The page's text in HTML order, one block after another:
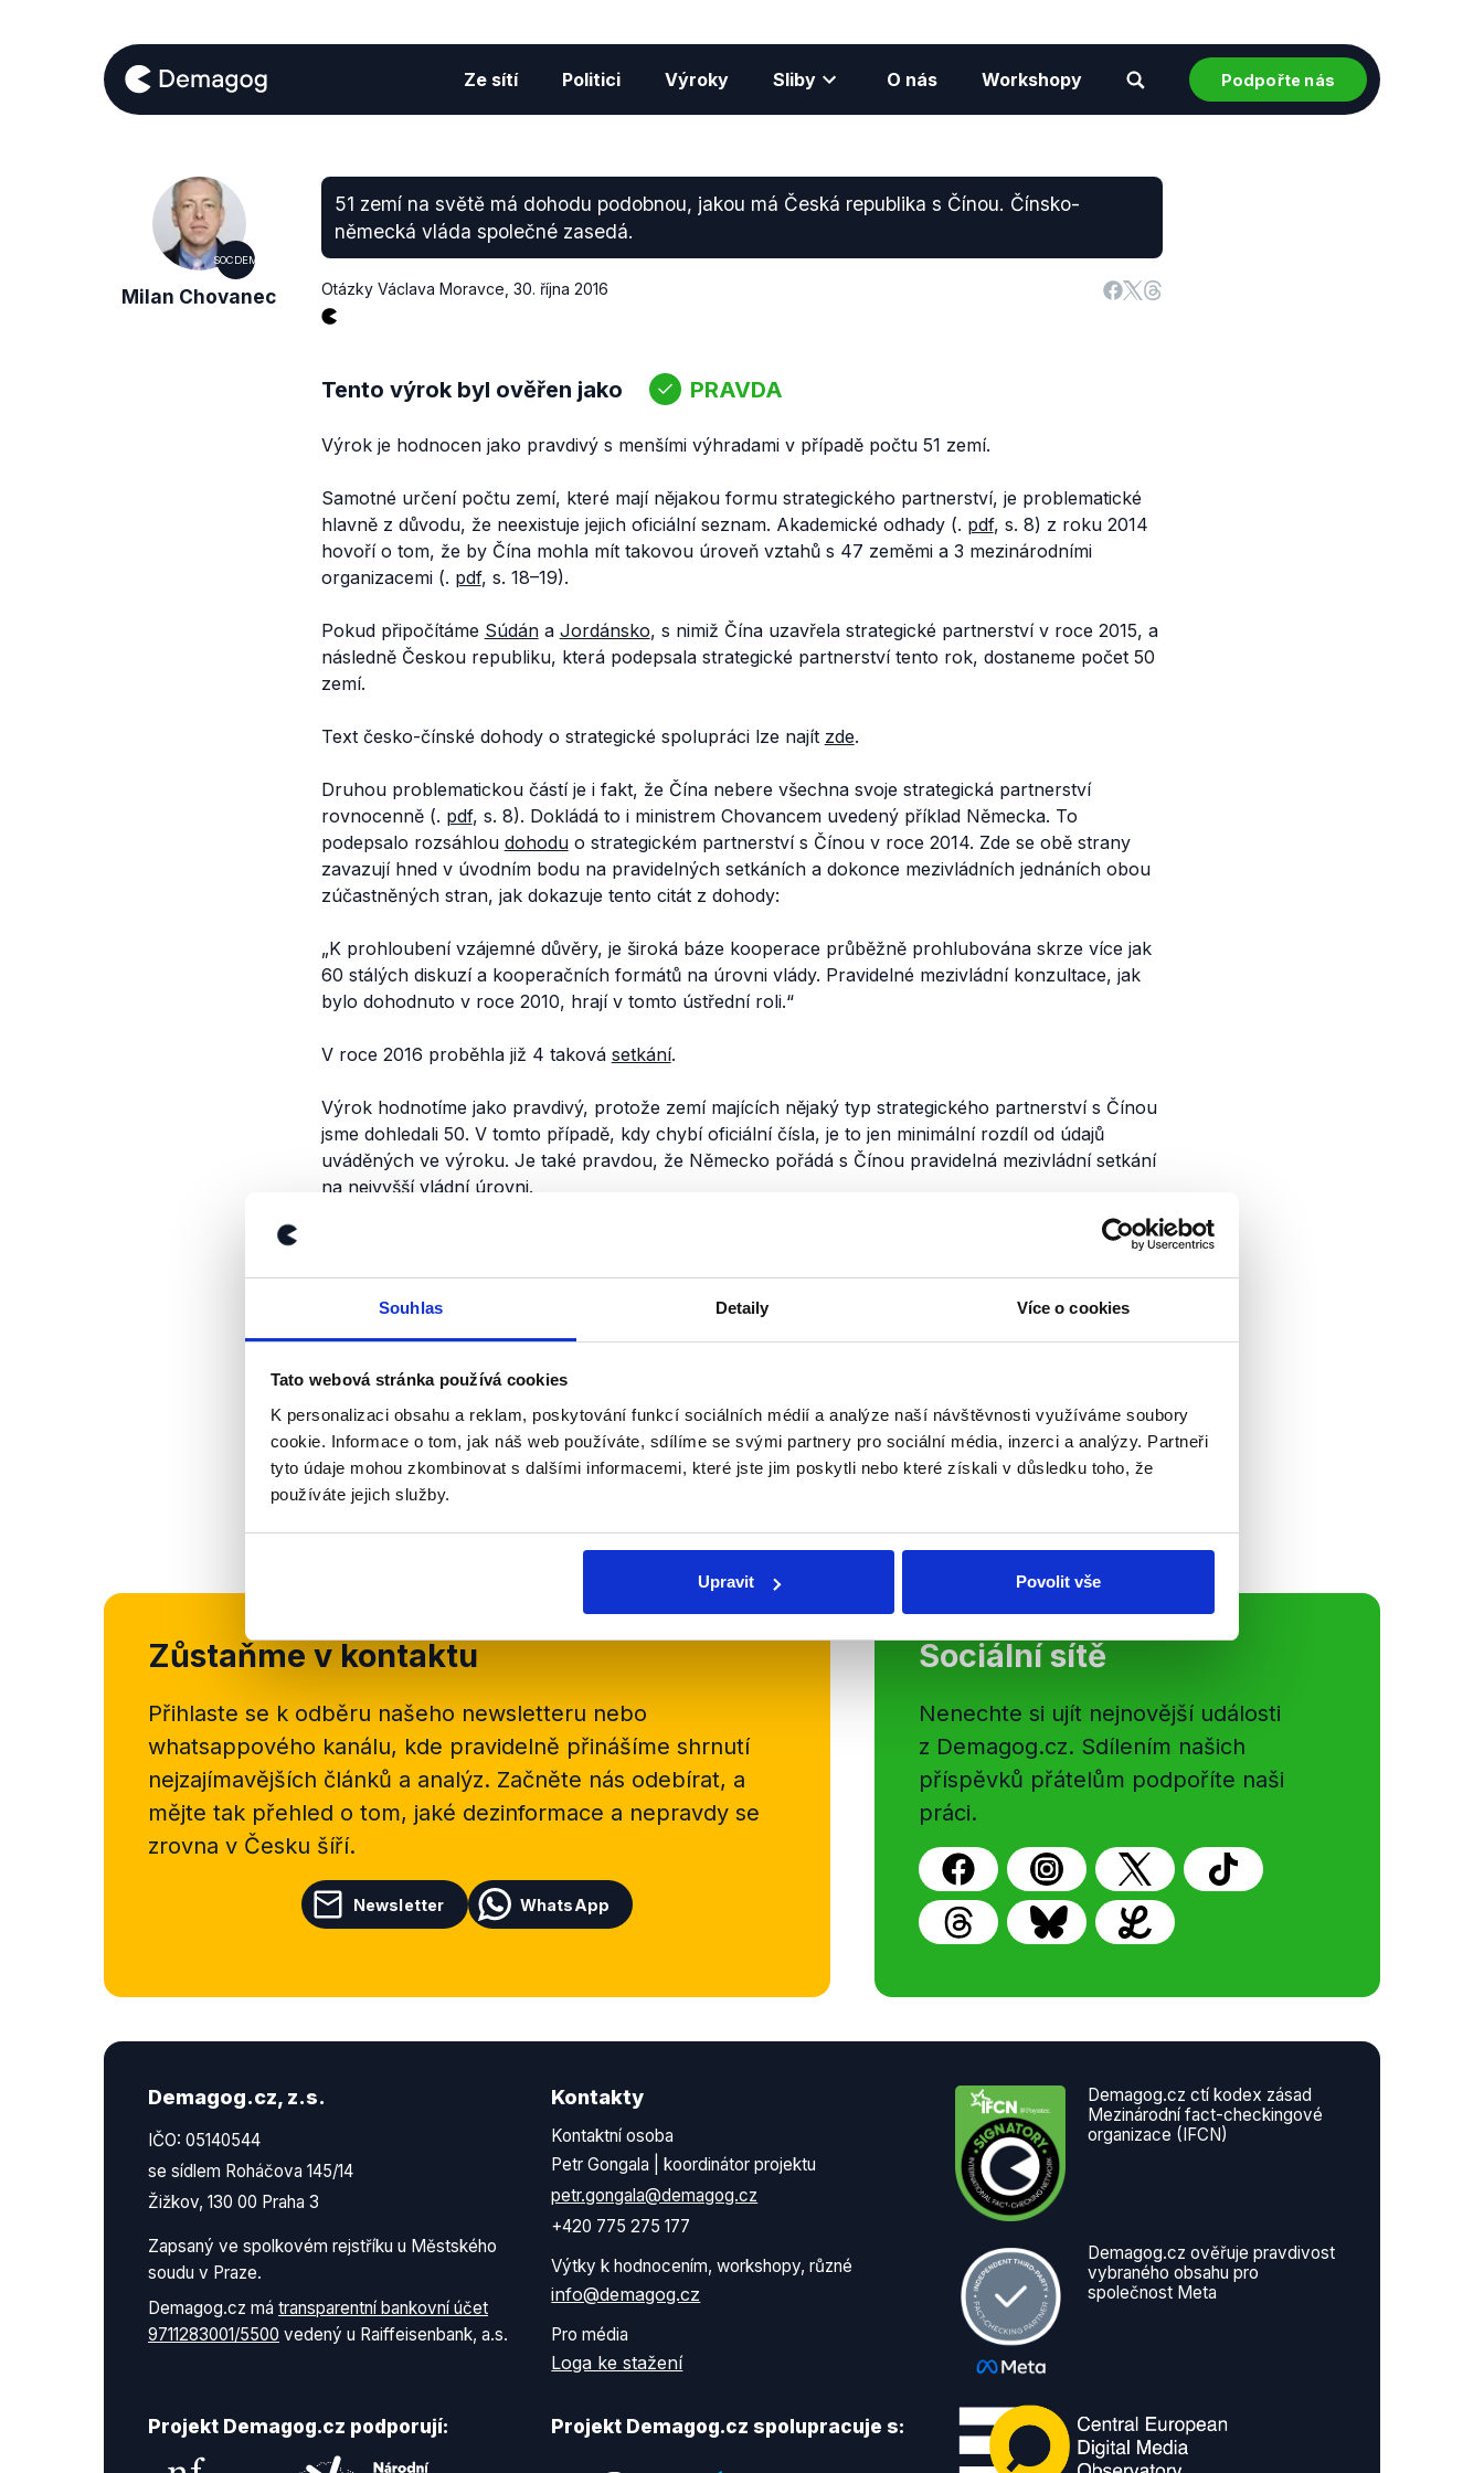
Souhlas Detaily Více o cookies
Tato webová stránka používá cookies
K personalizaci obsahu a reklam, poskytování funkcí sociálních médií a analýze naší návštěvnosti využíváme soubory
cookie. Informace o tom, jak náš web používáte, sdílíme se svými partnery pro sociální média, inzerci a analýzy. Partneři
tyto údaje mohou zkombinovat s dalšími informacemi, které jste jim poskytli nebo které získali v důsledku toho, že
používáte jejich služby.
Upravit Povolit vše
Ze sítí Politici Výroky Sliby O nás Workshopy Podpořte nás
SOCDEM
Milan Chovanec
51 zemí na světě má dohodu podobnou, jakou má Česká republika s Čínou. Čínsko-
německá vláda společné zasedá.
Otázky Václava Moravce 30. října 2016
Tento výrok byl ověřen jako PRAVDA
Výrok je hodnocen jako pravdivý s menšími výhradami v případě počtu 51 zemí.
Samotné určení počtu zemí, které mají nějakou formu strategického partnerství, je problematické
hlavně z důvodu, že neexistuje jejich oficiální seznam. Akademické odhady (. pdf, s. 8) z roku 2014
hovoří o tom, že by Čína mohla mít takovou úroveň vztahů s 47 zeměmi a 3 mezinárodními
organizacemi (. pdf, s. 18–19).
Pokud připočítáme Súdána Jordánsko, s nimiž Čína uzavřela strategické partnerství v roce 2015, a
následně Českou republiku, která podepsala strategické partnerství tento rok, dostaneme počet 50
zemí.
Text česko-čínské dohody o strategické spolupráci lze najít zde.
Druhou problematickou částí je i fakt, že Čína nebere všechna svoje strategická partnerství
rovnocenně (. pdf, s. 8). Dokládá to i ministrem Chovancem uvedený příklad Německa. To
podepsalo rozsáhlou dohoduo strategickém partnerství s Čínou v roce 2014. Zde se obě strany
zavazují hned v úvodním bodu na pravidelných setkáních a dokonce mezivládních jednáních obou
zúčastněných stran, jak dokazuje tento citát z dohody:
„K prohloubení vzájemné důvěry, je široká báze kooperace průběžně prohlubována skrze více jak
60 stálých diskuzí a kooperačních formátů na úrovni vlády. Pravidelné mezivládní konzultace, jak
bylo dohodnuto v roce 2010, hrají v tomto ústřední roli.“
V roce 2016 proběhla již 4 taková setkání.
Výrok hodnotíme jako pravdivý, protože zemí majících nějaký typ strategického partnerství s Čínou
jsme dohledali 50. V tomto případě, kdy chybí oficiální čísla, je to jen minimální rozdíl od údajů
uváděných ve výroku. Je také pravdou, že Německo pořádá s Čínou pravidelná mezivládní setkání
na nejvyšší vládní úrovni.
OVĚŘENO
Vypjatý 28. říjen 2016
30. října 2016
nezávislí na události posledních týdnů v České
republice. Oba diskutující hodnotili akce spojené...
Zůstaňme v kontaktu
Přihlaste se k odběru našeho newsletteru nebo
whatsappového kanálu, kde pravidelně přinášíme shrnutí
nejzajímavějších článků a analýz. Začněte nás odebírat, a
mějte tak přehled o tom, jaké dezinformace a nepravdy se
zrovna v Česku šíří.
Newsletter WhatsApp
Sociální sítě
Nenechte si ujít nejnovější události
z Demagog.cz. Sdílením našich
příspěvků přátelům podpoříte naši
práci.
Demagog.cz, z.s.
IČO: 05140544
se sídlem Roháčova 145/14
Žižkov, 130 00 Praha 3
Zapsaný ve spolkovém rejstříku u Městského
soudu v Praze.
Demagog.cz má transparentní bankovní účet
9711283001/5500 vedený u Raiffeisenbank, a.s.
Kontakty
Kontaktní osoba
Petr Gongala | koordinátor projektu
petr.gongala@demagog.cz
+420 775 275 177
Výtky k hodnocením, workshopy, různé
info@demagog.cz
Pro média
Loga ke stažení
Projekt Demagog.cz podporují: Projekt Demagog.cz spolupracuje s:
Demagog.cz ctí kodex zásad
Mezinárodní fact-checkingové
organizace (IFCN)
Demagog.cz ověřuje pravdivost
vybraného obsahu pro
společnost Meta